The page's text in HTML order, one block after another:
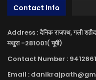
Contact Info
Address : दैनिक राजपथ, गली
मथुरा -281001( यूपी)
Contact Number :
Email :